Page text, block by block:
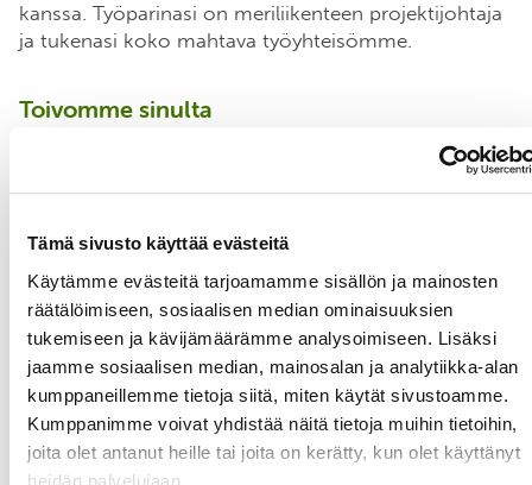
Tämä sivusto käyttää evästeitä
Käytämme evästeitä tarjoamamme sisällön ja mainosten
räätälöimiseen, sosiaalisen median ominaisuuksien
tukemiseen ja kävijämäärämme analysoimiseen. Lisäksi
jaamme sosiaalisen median, mainosalan ja analytiikka-alan
kumppaneillemme tietoja siitä, miten käytät sivustoamme.
Kumppanimme voivat yhdistää näitä tietoja muihin tietoihin,
joita olet antanut heille tai joita on kerätty, kun olet käyttänyt
heidän palvelujaan.
kanssa. Työparinasi on meriliikenteen projektijohtaja
ja tukenasi koko mahtava työyhteisömme.
Toivomme sinulta
merenkulun toimijoiden rooleista,
tietämystämerenkulun ympäristöasioista ja -
kokemusta sidosryhmätyöstä kansainvälisessä
ympäristössä,
itsenäistä otetta, oma-aloitteellisuutta ja
kokonaisuuksien hallintaa ,
hyviä esiintymis- ja viestintätaitoja,
sujuvaa suomen ja englannin kielen taitoa,muut
kieletkatsotaan eduksi.